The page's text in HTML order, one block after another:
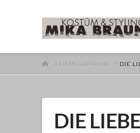
HOMEFILMOGRAPHIE DIE
DIE